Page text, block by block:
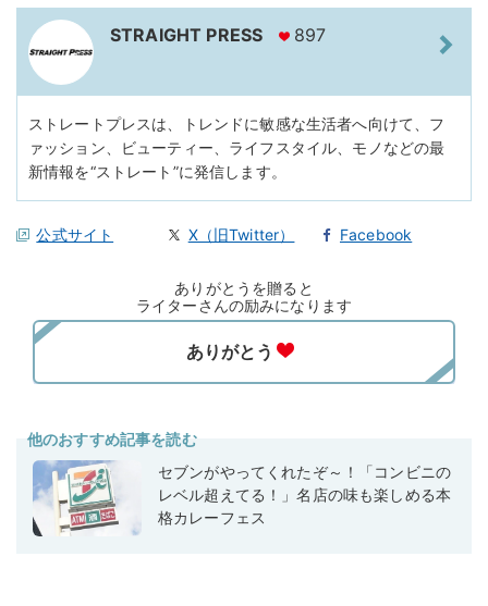
STRAIGHT PRESS 897
ストレートプレスは、トレンドに敏感な生活者へ向けて、フ
ァッション、ビューティー、ライフスタイル、モノなどの最
新情報を“ストレート”に発信します。
公式サイト X（旧Twitter） Facebook
ありがとうを贈ると
ライターさんの励みになります
他のおすすめ記事を読む
セブンがやってくれたぞ～！「コンビニの
レベル超えてる！」名店の味も楽しめる本
格カレーフェス